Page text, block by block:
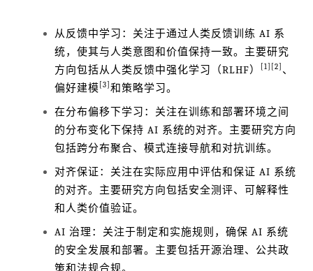
从反馈中学习：关注于通过人类反馈训练 AI 系
统，使其与人类意图和价值保持一致。主要研究
方向包括从人类反馈中强化学习（RLHF）
[1] [2] 、
偏好建模 [3] 和策略学习。
在分布偏移下学习：关注在训练和部署环境之间
的分布变化下保持 AI 系统的对齐。主要研究方向
包括跨分布聚合、模式连接导航和对抗训练。
对齐保证：关注在实际应用中评估和保证 AI 系统
的对齐。主要研究方向包括安全测评、可解释性
和人类价值验证。
AI 治理：关注于制定和实施规则，确保 AI 系统
的安全发展和部署。主要包括开源治理、公共政
策和法规合规。